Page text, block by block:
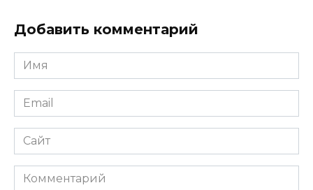
Добавить комментарий
Имя
*
Email
*
Сайт
Комментарий